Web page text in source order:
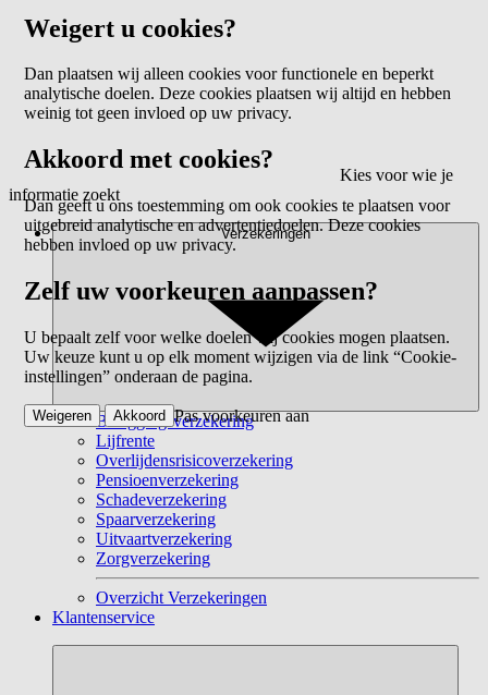
Kies voor wie je
informatie zoekt
Verzekeringen
Beleggingsverzekering
Lijfrente
Overlijdensrisicoverzekering
Pensioenverzekering
Schadeverzekering
Spaarverzekering
Uitvaartverzekering
Zorgverzekering
Overzicht Verzekeringen
Klantenservice
Weigert u cookies?
Dan plaatsen wij alleen cookies voor functionele en beperkt
analytische doelen. Deze cookies plaatsen wij altijd en hebben
weinig tot geen invloed op uw privacy.
Akkoord met cookies?
Dan geeft u ons toestemming om ook cookies te plaatsen voor
uitgebreid analytische en advertentiedoelen. Deze cookies
hebben invloed op uw privacy.
Zelf uw voorkeuren aanpassen?
U bepaalt zelf voor welke doelen wij cookies mogen plaatsen.
Uw keuze kunt u op elk moment wijzigen via de link “Cookie-
instellingen” onderaan de pagina.
Pas voorkeuren aan
Weigeren Akkoord